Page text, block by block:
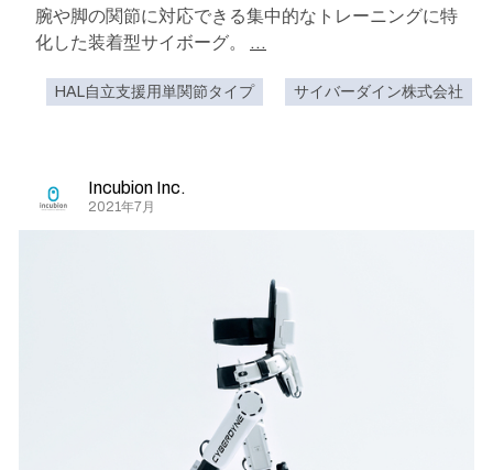
腕や脚の関節に対応できる集中的なトレーニングに特
化した装着型サイボーグ。
...
HAL自立支援用単関節タイプ サイバーダイン株式会社
Incubion Inc.
2021年7月